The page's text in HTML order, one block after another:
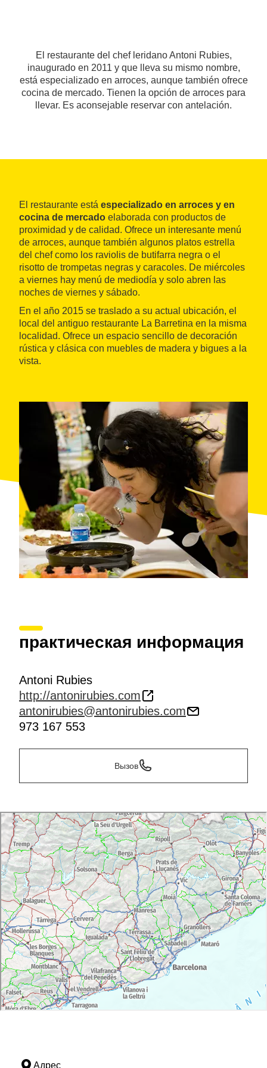
El restaurante del chef leridano Antoni Rubies,
inaugurado en 2011 y que lleva su mismo nombre,
está especializado en arroces, aunque también ofrece
cocina de mercado. Tienen la opción de arroces para
llevar. Es aconsejable reservar con antelación.
El restaurante está especializado en arroces y en
cocina de mercado elaborada con productos de
proximidad y de calidad. Ofrece un interesante menú
de arroces, aunque también algunos platos estrella
del chef como los raviolis de butifarra negra o el
risotto de trompetas negras y caracoles. De miércoles
a viernes hay menú de mediodía y solo abren las
noches de viernes y sábado.
En el año 2015 se traslado a su actual ubicación, el
local del antiguo restaurante La Barretina en la misma
localidad. Ofrece un espacio sencillo de decoración
rústica y clásica con muebles de madera y bigues a la
vista.
практическая информация
Antoni Rubies
http://antonirubies.com
antonirubies@antonirubies.com
973 167 553
Вызов
Адрес